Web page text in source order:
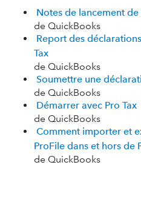
Notes de lancement de
de QuickBooks
Report des
Tax
de QuickBooks
Soumettre une
de QuickBooks
Démarrer avec Pro Tax
de QuickBooks
Comment importer et
ProFile dans et hors de
de QuickBooks